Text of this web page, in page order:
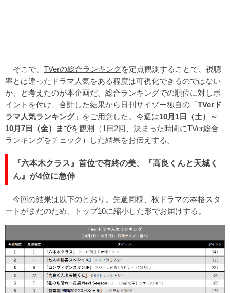
そこで、 TVerの総合ランキングを定点観測することで、視聴
率とは違ったドラマ人気をある程度は可視化できるのではない
か、と考えたのが本企画だ。総合ランキングでの順位に対しポ
イントを付け、合計した結果から日刊サイゾー独自の「TVerド
ラマ人気ランキング」をご用意した。今週は10月1日（土）～
10月7日（金）までを観測（1日2回、決まった時間にTVer総合
ランキングをチェック）した結果をお伝えする。
『六本木クラス』首位で有終の美、『高良くんと天城く
ん』が4位に急伸
今回の結果は以下のとおり。先週同様、秋ドラマの本格スタ
ートがまだのため、トップ10に縮小した形でお届けする。